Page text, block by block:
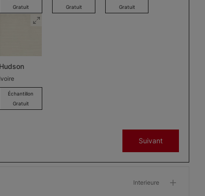
Gratuit
Gratuit
Gratuit
Hudson
Ivoire
Échantillon
Gratuit
Suivant
Interieure